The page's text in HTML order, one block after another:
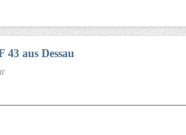
43 aus Dessau